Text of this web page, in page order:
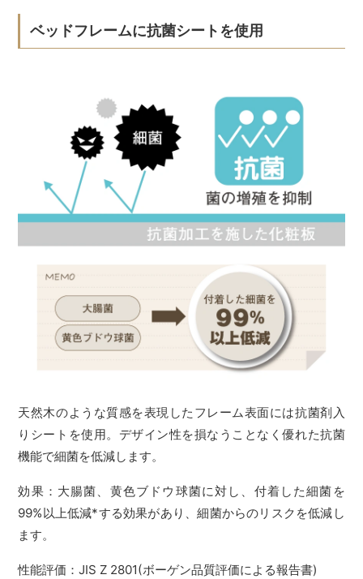
ベッドフレームに抗菌シートを使用
天然木のような質感を表現したフレーム表面には抗菌剤入
りシートを使用。デザイン性を損なうことなく優れた抗菌
機能で細菌を低減します。
効果：大腸菌、黄色ブドウ球菌に対し、付着した細菌を
99%以上低減*する効果があり、細菌からのリスクを低減し
ます。
性能評価：JIS Z 2801(ボーゲン品質評価による報告書)